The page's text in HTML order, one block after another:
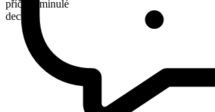
příčestí minulé
decried